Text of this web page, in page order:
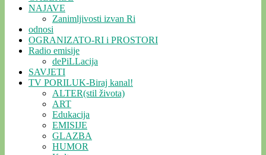
NAJAVE
Zanimljivosti izvan Ri
odnosi
OGRANIZATO-RI i PROSTORI
Radio emisije
dePiLLacija
SAVJETI
TV PORILUK-Biraj kanal!
ALTER(stil života)
ART
Edukacija
EMISIJE
GLAZBA
HUMOR